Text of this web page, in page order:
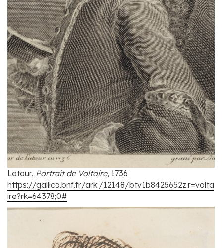
Latour, Portrait de Voltaire, 1736
https://gallica.bnf.fr/ark:/12148/btv1b8425652z.r=volta
ire?rk=64378;0#